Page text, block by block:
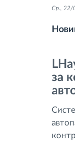
Ср., 22/
за